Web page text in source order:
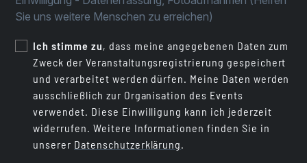
Sie uns weitere Menschen zu erreichen)
Ich stimme zu, dass meine angegebenen Daten zum
Zweck der Veranstaltungsregistrierung gespeichert
und verarbeitet werden dürfen. Meine Daten werden
ausschließlich zur Organisation des Events
verwendet. Diese Einwilligung kann ich jederzeit
widerrufen. Weitere Informationen finden Sie in
unserer Datenschutzerklärung.